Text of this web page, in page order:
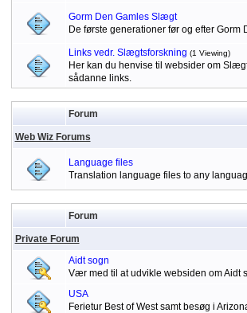
Gorm Den Gamles Slægt
De første generationer før og efter Gorm
Links vedr. Slægtsforskning (1 Viewing)
Her kan du henvise til websider om
sådanne links.
Forum
Web Wiz Forums
Language files
Translation language files to any
Forum
Private Forum
Aidt sogn
Vær med til at udvikle websiden om Aidt
USA
Ferietur Best of West samt besøg i